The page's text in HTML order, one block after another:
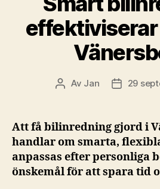
Inläggsförfattare
Av Jan 29
Att få bilinredning gjord i
handlar om smarta,
anpassas efter personliga
önskemål för att spara tid